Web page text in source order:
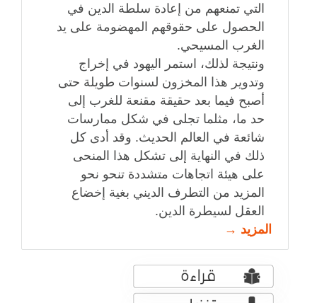
التي تمنعهم من إعادة سلطة الدين في
الحصول على حقوقهم المهضومة على يد
الغرب المسيحي.
ونتيجة لذلك، استمر اليهود في إخراج
وتدوير هذا المخزون لسنوات طويلة حتى
أصبح فيما بعد حقيقة مقنعة للغرب إلى
حد ما، مثلما تجلى في شكل ممارسات
شائعة في العالم الحديث. وقد أدى كل
ذلك في النهاية إلى تشكل هذا المنحى
على هيئة اتجاهات متشددة تنحو نحو
المزيد من التطرف الديني بغية إخضاع
العقل لسيطرة الدين.
المزيد →